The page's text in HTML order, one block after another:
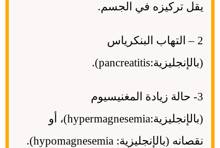
يقل تركيزه في الجسم.
2 – التهاب البنكرياس
(بالإنجليزية:pancreatitis).
3- حالة زيادة المغنيسيوم
(بالإنجليزية:hypermagnesemia)، أو
نقصانه (بالإنجليزية: hypomagnesemia).